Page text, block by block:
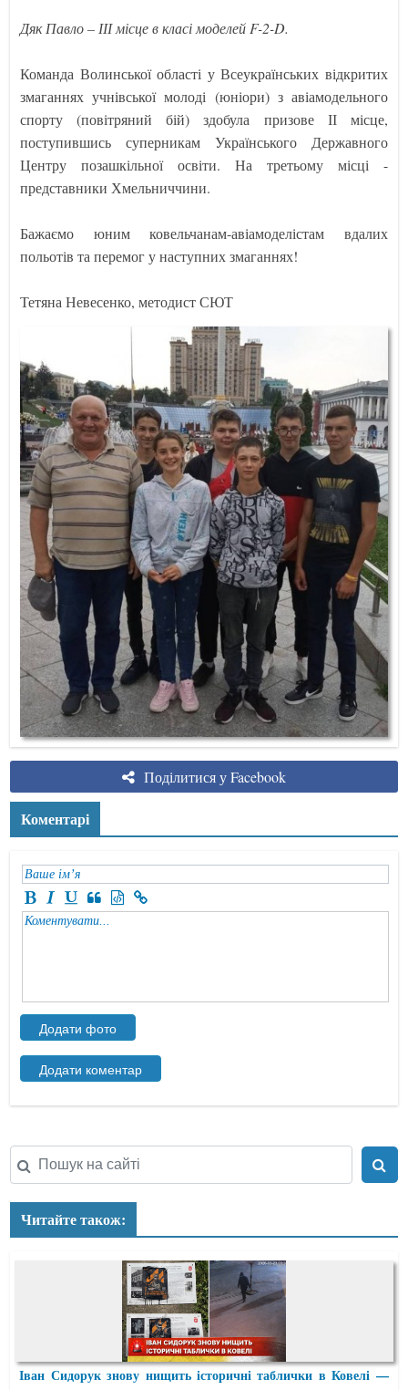
Дяк Павло – ІІІ місце в класі моделей F-2-D.
Команда Волинської області у Всеукраїнських відкритих
змаганнях учнівської молоді (юніори) з авіамодельного
спорту (повітряний бій) здобула призове ІІ місце,
поступившись суперникам Українського Державного
Центру позашкільної освіти. На третьому місці -
представники Хмельниччини.
Бажаємо юним ковельчанам-авіамоделістам вдалих
польотів та перемог у наступних змаганнях!
Тетяна Невесенко, методист СЮТ
Поділитися у Facebook
Коментарі
Читайте також:
Іван Сидорук знову нищить історичні таблички в Ковелі —